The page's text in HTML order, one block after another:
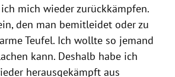
mich wieder zurückkämpfen.
den man bemitleidet oder zu
Teufel. Ich wollte so jemand
kann. Deshalb habe ich
herausgekämpft aus